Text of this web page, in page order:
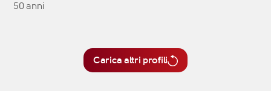
50 anni
Carica altri profili